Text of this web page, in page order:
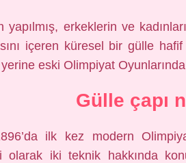
yapılmış, erkeklerin ve
içeren küresel bir gülle
eski Olimpiyat
Gülle çapı
ilk kez modern
olarak iki teknik hakkında